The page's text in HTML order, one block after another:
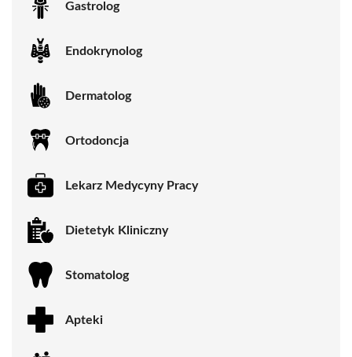
Gastrolog
Endokrynolog
Dermatolog
Ortodoncja
Lekarz Medycyny Pracy
Dietetyk Kliniczny
Stomatolog
Apteki